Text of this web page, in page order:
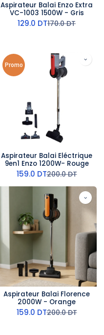
Aspirateur Balai Enzo Extra
VC-1003 1500W - Gris
129.0 DT170.0DT
Promo
Aspirateur Balai Eléctrique
9en1 Enzo 1200W- Rouge
159.0 DT200.0DT
Aspirateur Balai Florence
2000W - Orange
159.0 DT200.0DT